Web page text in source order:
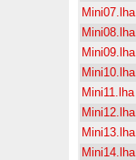
Mini07.lha
Mini08.lha
Mini09.lha
Mini10.lha
Mini11.lha
Mini12.lha
Mini13.lha
Mini14.lha